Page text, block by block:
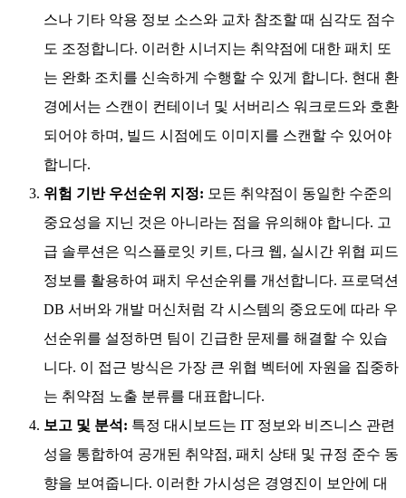
스나 기타 악용 정보 소스와 교차 참조할 때 심각도 점수
도 조정합니다. 이러한 시너지는 취약점에 대한 패치 또
는 완화 조치를 신속하게 수행할 수 있게 합니다. 현대 환
경에서는 스캔이 컨테이너 및 서버리스 워크로드와 호환
되어야 하며, 빌드 시점에도 이미지를 스캔할 수 있어야
합니다.
위험 기반 우선순위 지정: 모든 취약점이 동일한 수준의
중요성을 지닌 것은 아니라는 점을 유의해야 합니다. 고
급 솔루션은 익스플로잇 키트, 다크 웹, 실시간 위협 피드
정보를 활용하여 패치 우선순위를 개선합니다. 프로덕션
DB 서버와 개발 머신처럼 각 시스템의 중요도에 따라 우
선순위를 설정하면 팀이 긴급한 문제를 해결할 수 있습
니다. 이 접근 방식은 가장 큰 위협 벡터에 자원을 집중하
는 취약점 노출 분류를 대표합니다.
보고 및 분석: 특정 대시보드는 IT 정보와 비즈니스 관련
성을 통합하여 공개된 취약점, 패치 상태 및 규정 준수 동
향을 보여줍니다. 이러한 가시성은 경영진이 보안에 대